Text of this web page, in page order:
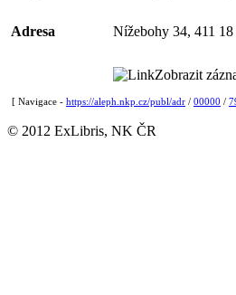
Adresa Nížebohy 34, 411
Zobrazit
[ Navigace - https://aleph.nkp.cz/publ/adr / 00000 /
© 2012 ExLibris, NK ČR